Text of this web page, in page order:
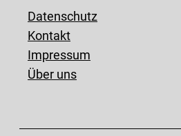
Datenschutz
Kontakt
Impressum
Über uns